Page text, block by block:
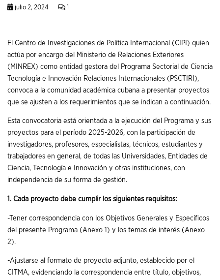
julio 2, 2024 1
El Centro de Investigaciones de Política Internacional (CIPI) quien
actúa por encargo del Ministerio de Relaciones Exteriores
(MINREX) como entidad gestora del Programa Sectorial de Ciencia
Tecnología e Innovación Relaciones Internacionales (PSCTIRI),
convoca a la comunidad académica cubana a presentar proyectos
que se ajusten a los requerimientos que se indican a continuación.
Esta convocatoria está orientada a la ejecución del Programa y sus
proyectos para el período 2025-2026, con la participación de
investigadores, profesores, especialistas, técnicos, estudiantes y
trabajadores en general, de todas las Universidades, Entidades de
Ciencia, Tecnología e Innovación y otras instituciones, con
independencia de su forma de gestión.
1. Cada proyecto debe cumplir los siguientes requisitos:
-Tener correspondencia con los Objetivos Generales y Específicos
del presente Programa (Anexo 1) y los temas de interés (Anexo
2).
-Ajustarse al formato de proyecto adjunto, establecido por el
CITMA, evidenciando la correspondencia entre título, objetivos,